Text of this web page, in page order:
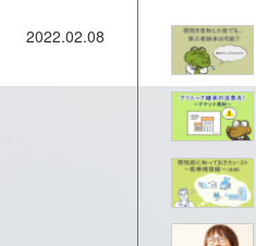
2022.02.08